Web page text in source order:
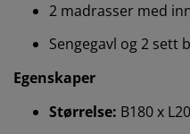
2 madrasser med
Sengegavl og 2 sett
Egenskaper
Størrelse: B180 x